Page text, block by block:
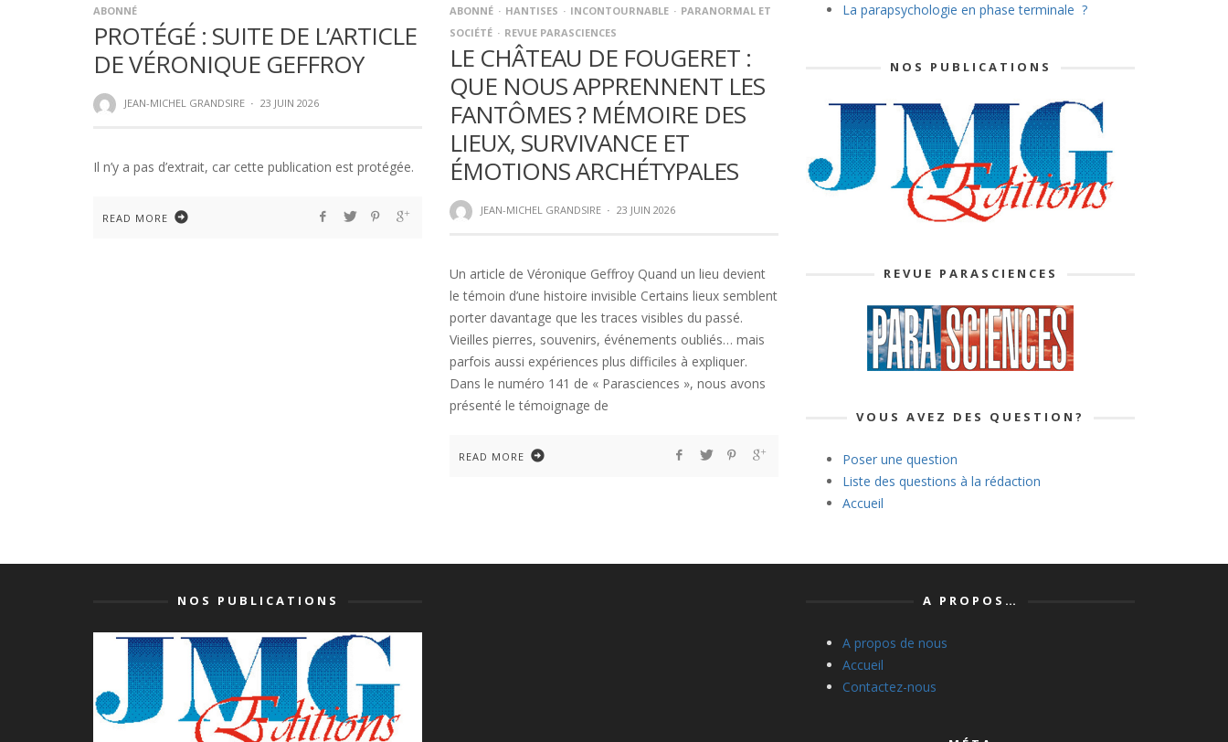
ABONNÉ
PROTÉGÉ : SUITE DE L’ARTICLE
DE VÉRONIQUE GEFFROY
JEAN-MICHEL GRANDSIRE · 23 JUIN 2026
Il n’y a pas d’extrait, car cette publication est protégée.
READ MORE
ABONNÉ HANTISES INCONTOURNABLE
PARANORMAL ET
SOCIÉTÉ
REVUE PARASCIENCES
LE CHÂTEAU DE FOUGERET :
QUE NOUS APPRENNENT LES
FANTÔMES ? MÉMOIRE DES
LIEUX, SURVIVANCE ET
ÉMOTIONS ARCHÉTYPALES
JEAN-MICHEL GRANDSIRE · 23 JUIN 2026
Un article de Véronique Geffroy Quand un lieu devient
le témoin d’une histoire invisible Certains lieux semblent
porter davantage que les traces visibles du passé.
Vieilles pierres, souvenirs, événements oubliés… mais
parfois aussi expériences plus difficiles à expliquer.
Dans le numéro 141 de « Parasciences », nous avons
présenté le témoignage de
READ MORE
La parapsychologie en phase terminale ?
NOS PUBLICATIONS
REVUE PARASCIENCES
VOUS AVEZ DES QUESTION?
Poser une question
Liste des questions à la rédaction
Accueil
NOS PUBLICATIONS A PROPOS…
A propos de nous
Accueil
Contactez-nous